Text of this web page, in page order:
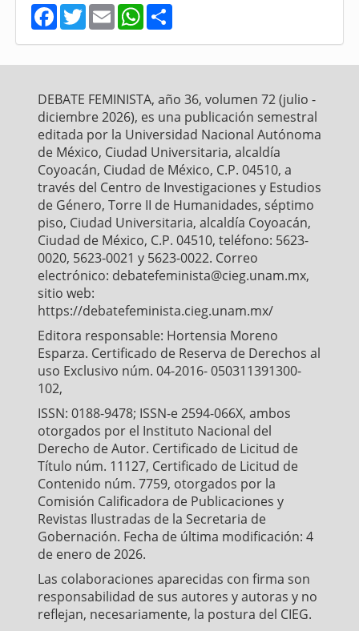
F
a
c
e
b
k
T
w
t
t
E
m
a
i
l
W
h
a
t
s
p
S
h
r
e
DEBATE FEMINISTA, año 36, volumen 72 (julio -
diciembre 2026), es una publicación semestral
editada por la Universidad Nacional Autónoma
de México, Ciudad Universitaria, alcaldía
Coyoacán, Ciudad de México, C.P. 04510, a
través del Centro de Investigaciones y Estudios
de Género, Torre II de Humanidades, séptimo
piso, Ciudad Universitaria, alcaldía Coyoacán,
Ciudad de México, C.P. 04510, teléfono: 5623-
0020, 5623-0021 y 5623-0022. Correo
electrónico: debatefeminista@cieg.unam.mx,
sitio web:
https://debatefeminista.cieg.unam.mx/
Editora responsable: Hortensia Moreno
Esparza. Certificado de Reserva de Derechos al
uso Exclusivo núm. 04-2016- 050311391300-
102,
ISSN: 0188-9478; ISSN-e 2594-066X, ambos
otorgados por el Instituto Nacional del
Derecho de Autor. Certificado de Licitud de
Título núm. 11127, Certificado de Licitud de
Contenido núm. 7759, otorgados por la
Comisión Calificadora de Publicaciones y
Revistas Ilustradas de la Secretaria de
Gobernación. Fecha de última modificación: 4
de enero de 2026.
Las colaboraciones aparecidas con firma son
responsabilidad de sus autores y autoras y no
reflejan, necesariamente, la postura del CIEG.